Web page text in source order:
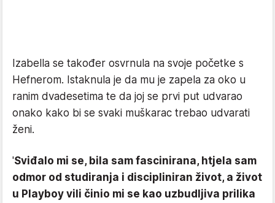
Izabella se također osvrnula na svoje početke s
Hefnerom. Istaknula je da mu je zapela za oko u
ranim dvadesetima te da joj se prvi put udvarao
onako kako bi se svaki muškarac trebao udvarati
ženi.
'Sviđalo mi se, bila sam fascinirana, htjela sam
odmor od studiranja i discipliniran život, a život
u Playboy vili činio mi se kao uzbudljiva prilika